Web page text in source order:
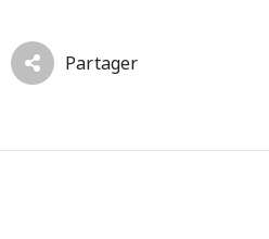
Partager